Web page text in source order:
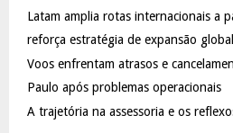
Latam amplia rotas internacionais a
reforça estratégia de expansão global
Voos enfrentam atrasos e
Paulo após problemas operacionais
A trajetória na assessoria e os